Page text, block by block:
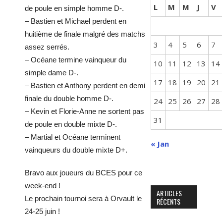
de poule en simple homme D-.
– Bastien et Michael perdent en
huitième de finale malgré des matchs
assez serrés.
– Océane termine vainqueur du
simple dame D-.
– Bastien et Anthony perdent en demi
finale du double homme D-.
– Kevin et Florie-Anne ne sortent pas
de poule en double mixte D-.
– Martial et Océane terminent
vainqueurs du double mixte D+.
Bravo aux joueurs du BCES pour ce
week-end !
Le prochain tournoi sera à Orvault le
24-25 juin !
L
M M J V
3 4 5 6
7
10
11 12 13
14
17
18 19 20
21
24 25 26 27
28
31
« Jan
ARTICLES
RÉCENTS